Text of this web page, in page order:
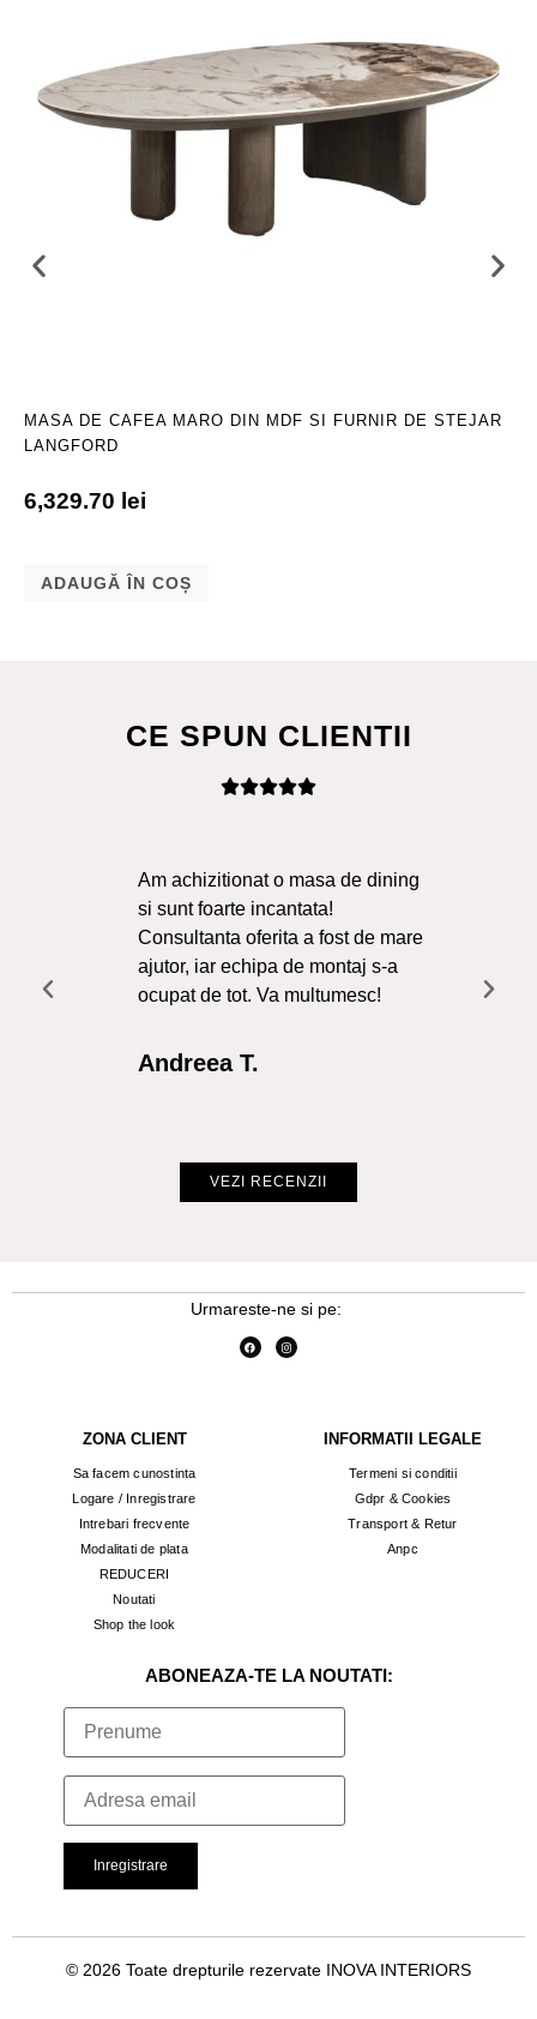
MASA DE CAFEA MARO DIN MDF SI FURNIR DE STEJAR
LANGFORD
6,329.70 lei
ADAUGĂ ÎN COȘ
CE SPUN CLIENTII
Am achizitionat o masa de dining
si sunt foarte incantata!
Consultanta oferita a fost de mare
ajutor, iar echipa de montaj s-a
ocupat de tot. Va multumesc!
Andreea T.
VEZI RECENZII
Urmareste-ne si pe:
ZONA CLIENT
Sa facem cunostinta
Logare / Inregistrare
Intrebari frecvente
Modalitati de plata
REDUCERI
Noutati
Shop the look
INFORMATII LEGALE
Termeni si conditii
Gdpr & Cookies
Transport & Retur
Anpc
ABONEAZA-TE LA NOUTATI:
© 2026 Toate drepturile rezervate INOVA INTERIORS